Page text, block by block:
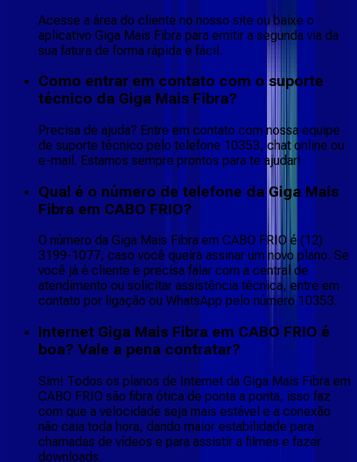
Acesse a área do cliente no nosso site ou baixe o
aplicativo Giga Mais Fibra para emitir a segunda via da
sua fatura de forma rápida e fácil.
Como entrar em contato com o suporte
técnico da Giga Mais Fibra?
Precisa de ajuda? Entre em contato com nossa equipe
de suporte técnico pelo telefone 10353, chat online ou
e-mail. Estamos sempre prontos para te ajudar!
Qual é o número de telefone da Giga Mais
Fibra em CABO FRIO?
O número da Giga Mais Fibra em CABO FRIO é (12)
3199-1077, caso você queira assinar um novo plano. Se
você já é cliente e precisa falar com a central de
atendimento ou solicitar assistência técnica, entre em
contato por ligação ou WhatsApp pelo número 10353.
Internet Giga Mais Fibra em CABO FRIO é
boa? Vale a pena contratar?
Sim! Todos os planos de Internet da Giga Mais Fibra em
CABO FRIO são fibra ótica de ponta a ponta, isso faz
com que a velocidade seja mais estável e a conexão
não caia toda hora, dando maior estabilidade para
chamadas de vídeos e para assistir a filmes e fazer
downloads.